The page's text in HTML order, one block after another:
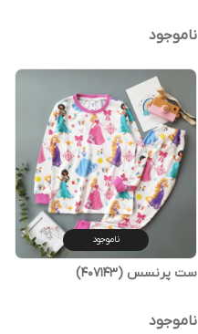
ناموجود
ناموجود
ست پرنسس (407143)
ناموجود